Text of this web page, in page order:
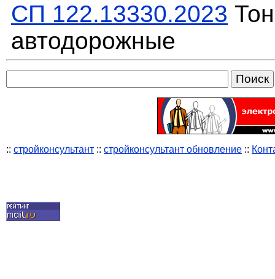
СП 122.13330.2023
автодорожные
:: стройконсультант :: стройконсультант обновление ::